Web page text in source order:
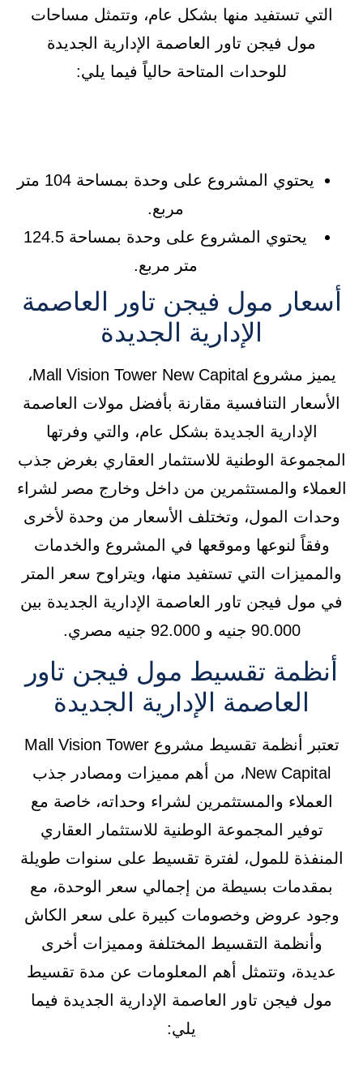
التي تستفيد منها بشكل عام، وتتمثل مساحات
مول فيجن تاور العاصمة الإدارية الجديدة
للوحدات المتاحة حالياً فيما يلي:
يحتوي المشروع على وحدة بمساحة 104 متر
مربع.
يحتوي المشروع على وحدة بمساحة 124.5
متر مربع.
أسعار مول فيجن تاور العاصمة
الإدارية الجديدة
يميز مشروع Mall Vision Tower New Capital،
الأسعار التنافسية مقارنة بأفضل مولات العاصمة
الإدارية الجديدة بشكل عام، والتي وفرتها
المجموعة الوطنية للاستثمار العقاري بغرض جذب
العملاء والمستثمرين من داخل وخارج مصر لشراء
وحدات المول، وتختلف الأسعار من وحدة لأخرى
وفقاً لنوعها وموقعها في المشروع والخدمات
والمميزات التي تستفيد منها، ويتراوح سعر المتر
في مول فيجن تاور العاصمة الإدارية الجديدة بين
90.000 جنيه و 92.000 جنيه مصري.
أنظمة تقسيط مول فيجن تاور
العاصمة الإدارية الجديدة
تعتبر أنظمة تقسيط مشروع Mall Vision Tower
New Capital، من أهم مميزات ومصادر جذب
العملاء والمستثمرين لشراء وحداته، خاصة مع
توفير المجموعة الوطنية للاستثمار العقاري
المنفذة للمول، لفترة تقسيط على سنوات طويلة
بمقدمات بسيطة من إجمالي سعر الوحدة، مع
وجود عروض وخصومات كبيرة على سعر الكاش
وأنظمة التقسيط المختلفة ومميزات أخرى
عديدة، وتتمثل أهم المعلومات عن مدة تقسيط
مول فيجن تاور العاصمة الإدارية الجديدة فيما
يلي: